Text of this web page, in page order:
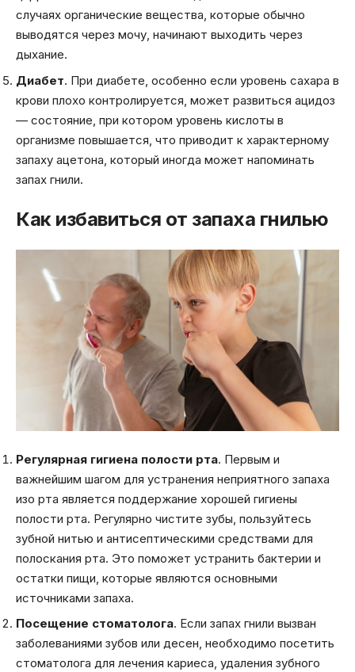
случаях органические вещества, которые обычно
выводятся через мочу, начинают выходить через
дыхание.
Диабет. При диабете, особенно если уровень сахара в
крови плохо контролируется, может развиться ацидоз
— состояние, при котором уровень кислоты в
организме повышается, что приводит к характерному
запаху ацетона, который иногда может напоминать
запах гнили.
Как избавиться от запаха гнилью
Регулярная гигиена полости рта. Первым и
важнейшим шагом для устранения неприятного запаха
изо рта является поддержание хорошей гигиены
полости рта. Регулярно чистите зубы, пользуйтесь
зубной нитью и антисептическими средствами для
полоскания рта. Это поможет устранить бактерии и
остатки пищи, которые являются основными
источниками запаха.
Посещение стоматолога. Если запах гнили вызван
заболеваниями зубов или десен, необходимо посетить
стоматолога для лечения кариеса, удаления зубного